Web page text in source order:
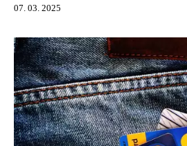
07. 03. 2025